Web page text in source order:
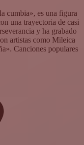
cumbia», es una figura
una trayectoria de casi
y ha grabado
artistas como Mileica
Canciones populares